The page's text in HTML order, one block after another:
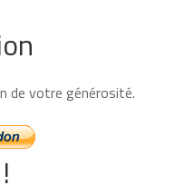
de votre générosité.